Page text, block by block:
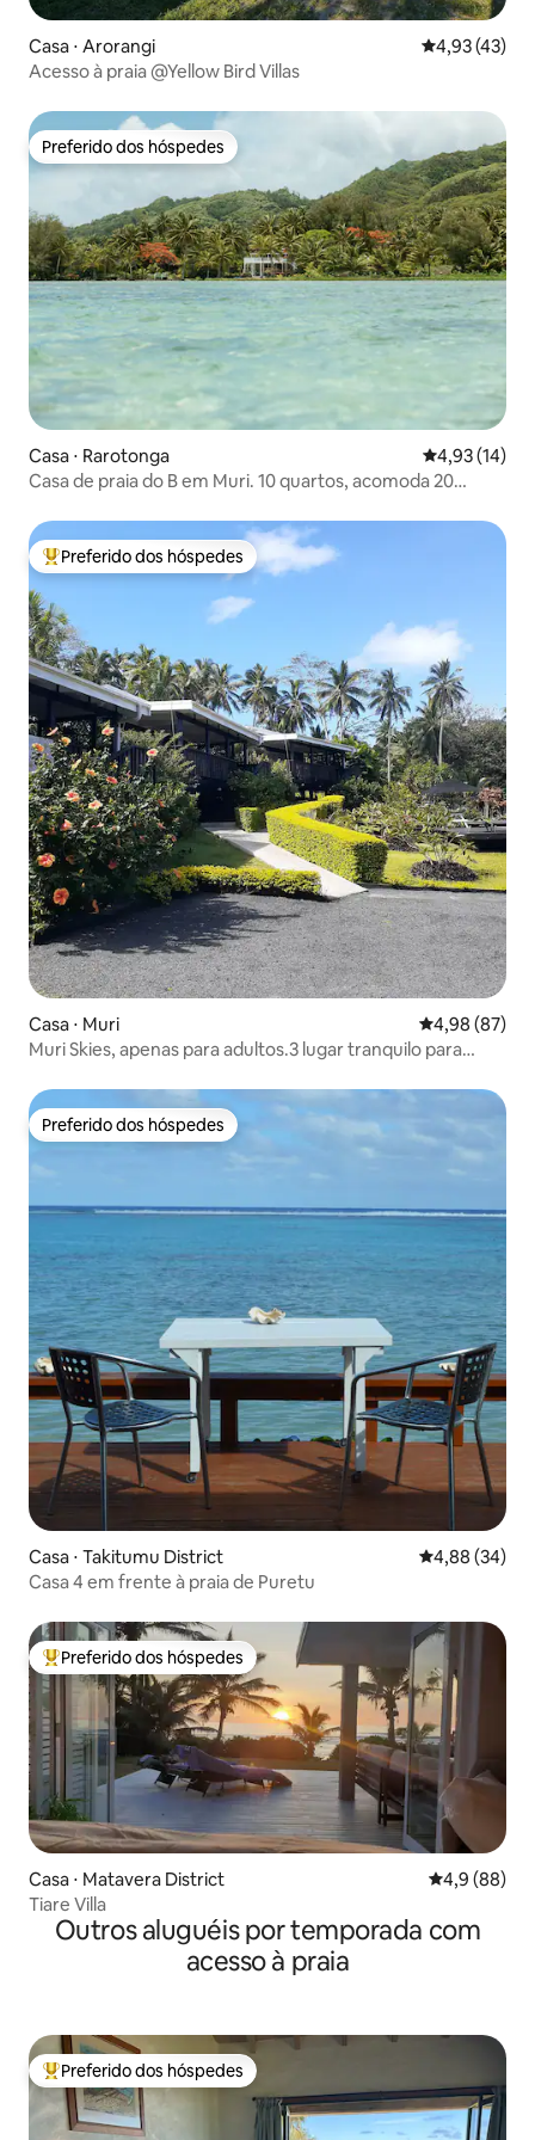
Casa ⋅ Arorangi 4,93 de uma
4,93 (43)
Acesso à praia @Yellow Bird Villas
Preferido dos hóspedes
Preferido dos hóspedes
Casa ⋅ Rarotonga 4,93 de uma
4,93 (14)
Casa de praia do B em Muri. 10 quartos, acomoda 20
Entre os melhores preferidos dos hóspedes
Preferido dos hóspedes
Casa ⋅ Muri 4,98 de uma
4,98 (87)
Muri Skies, apenas para adultos.3 lugar tranquilo para
Preferido dos hóspedes
Preferido dos hóspedes
Casa ⋅ Takitumu District 4,88 de uma
4,88 (34)
Casa 4 em frente à praia de Puretu
Entre os melhores preferidos dos hóspedes
Preferido dos hóspedes
Casa ⋅ Matavera District 4,9 de uma
4,9 (88)
Tiare Villa
Outros aluguéis por temporada com
acesso à praia
Entre os melhores preferidos dos hóspedes
Preferido dos hóspedes